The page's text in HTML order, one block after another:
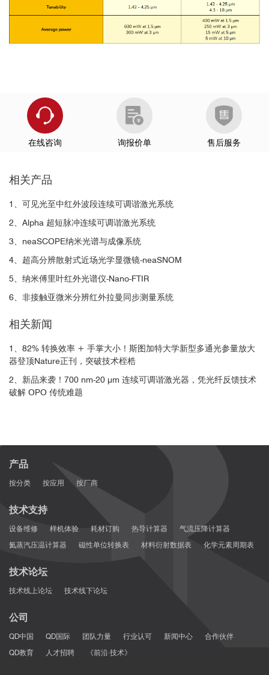
在线咨询 询报价单 售后服务
相关产品
1、可见光至中红外波段连续可调谐激光系统
2、Alpha 超短脉冲连续可调谐激光系统
3、neaSCOPE纳米光谱与成像系统
4、超高分辨散射式近场光学显微镜-neaSNOM
5、纳米傅里叶红外光谱仪-Nano-FTIR
6、非接触亚微米分辨红外拉曼同步测量系统
相关新闻
1、82% 转换效率 + 手掌大小！斯图加特大学新型多通光参量放大
器登顶Nature正刊，突破技术桎梏
2、新品来袭！700 nm-20 μm 连续可调谐激光器，凭光纤反馈技术
破解 OPO 传统难题
产品
按分类 按应用 按厂商
技术支持
设备维修 样机体验 耗材订购 热导计算器
气流压降计算器
氦蒸汽压温计算器
磁性单位转换表 材料衍射数据表 化学元素周期表
技术论坛
技术线上论坛 技术线下论坛
公司
QD中国 QD国际 团队力量 行业认可 新闻中心
合作伙伴
QD教育
人才招聘 《前沿·技术》